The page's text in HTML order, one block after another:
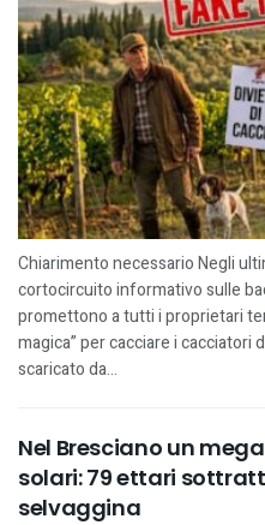
Chiarimento necessario Negli
cortocircuito informativo sulle
promettono a tutti i proprietari
magica” per cacciare i cacciatori
scaricato da...
Nel Bresciano un
solari: 79 ettari
selvaggina